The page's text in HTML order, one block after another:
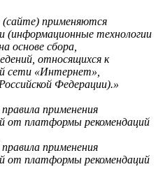
(сайте) применяются
(информационные технологии
основе сбора,
относящихся к
сети «Интернет»,
Федерации).»
применения
от платформы рекомендаций
применения
от платформы рекомендаций